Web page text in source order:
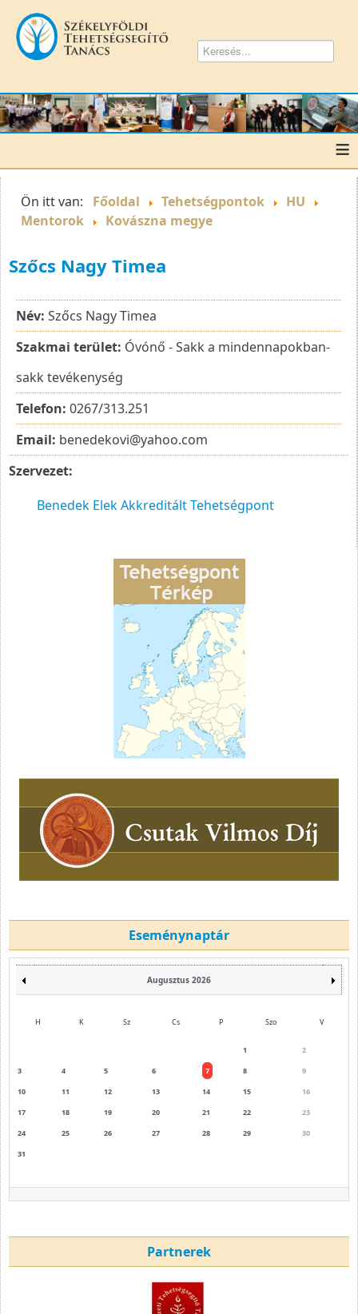
≡
Ön itt van: Főoldal Tehetségpontok
HU
Mentorok
Kovászna megye
Szőcs Nagy Timea
Név: Szőcs Nagy Timea
Szakmai terület: Óvónő - Sakk a mindennapokban-
sakk tevékenység
Telefon: 0267/313.251
Email: benedekovi@yahoo.com
Szervezet:
Benedek Elek Akkreditált Tehetségpont
Eseménynaptár
Augusztus 2026
H K Sz Cs P Szo V
1
2
3
4 5 6 7 8
9
10
11 12 13 14 15
16
17
18 19 20 21 22
23
24
25 26 27 28 29
30
31
Partnerek